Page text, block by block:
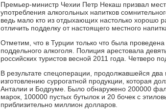
Премьер-министр Чехии Петр Некаш призвал
употребления алкогольных напитков
ведь мало кто из отдыхающих настолько хорошо
отличить подделку от настоящего местного
Отметим, что в Турции только что была
поддельного алкоголя. Полиция арестовала
российских туристов весной 2011 года. Четверо
В результате спецоперации, продолжавшейся
изготовлению суррогатной продукции, которая
Анталии и Бодруме. Было обнаружено 200000
марок, 100000 пустых бутылок и 20 бочек с
приблизительно миллион долларов.